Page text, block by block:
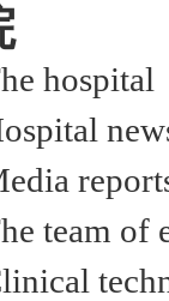
hospital
team of